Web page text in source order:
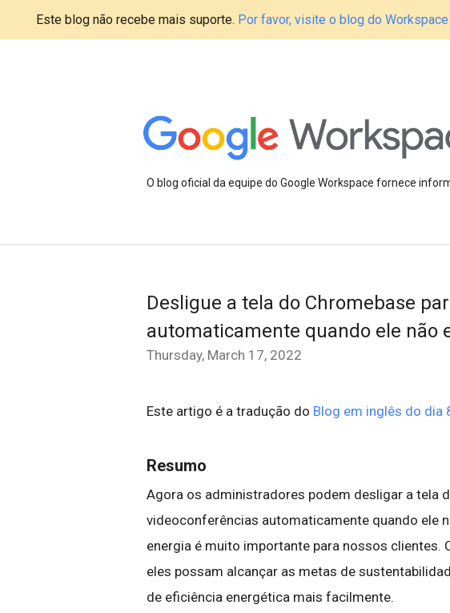
Este blog não recebe mais suporte. Por favor, visite o blog do
O blog oficial da equipe do Google Workspace fornece
Desligue a tela do Chromebase
automaticamente quando ele não
Thursday, March 17, 2022
Este artigo é a tradução do Blog em inglês do dia
Resumo
Agora os administradores podem desligar a tela
videoconferências automaticamente quando ele
energia é muito importante para nossos clientes.
eles possam alcançar as metas de
de eficiência energética mais facilmente.